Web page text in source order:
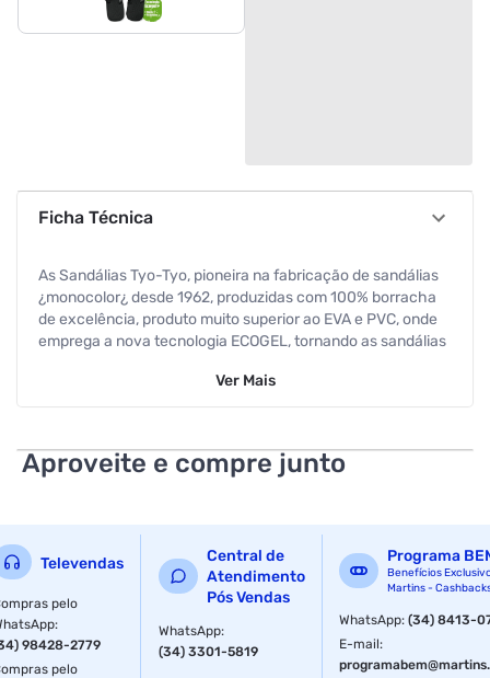
Ficha Técnica
As Sandálias Tyo-Tyo, pioneira na fabricação de sandálias
¿monocolor¿ desde 1962, produzidas com 100% borracha
de excelência, produto muito superior ao EVA e PVC, onde
emprega a nova tecnologia ECOGEL, tornando as sandálias
Tamanho 31/32
Ver Mais
Aproveite e compre junto
Televendas
pelo
:
98428-2779
pelo
Central de
Atendimento
Pós Vendas
WhatsApp:
(34) 3301-5819
Programa
Benefícios
Martins -
WhatsApp:(34) 8413-
E-mail: